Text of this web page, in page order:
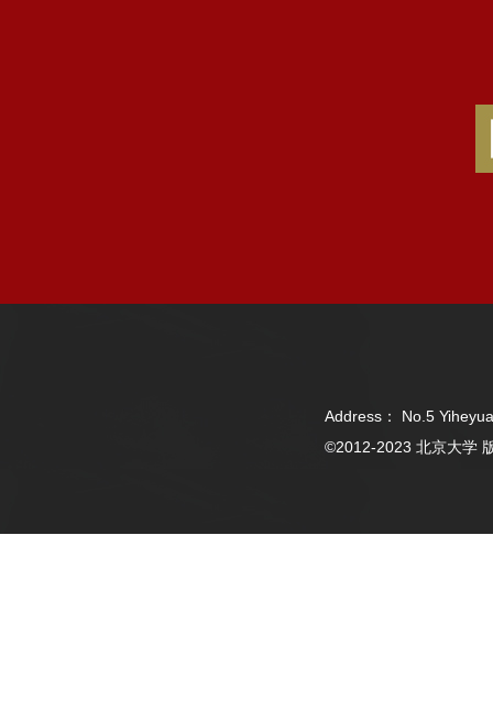
Address： No.5
©2012-2023 北京大学